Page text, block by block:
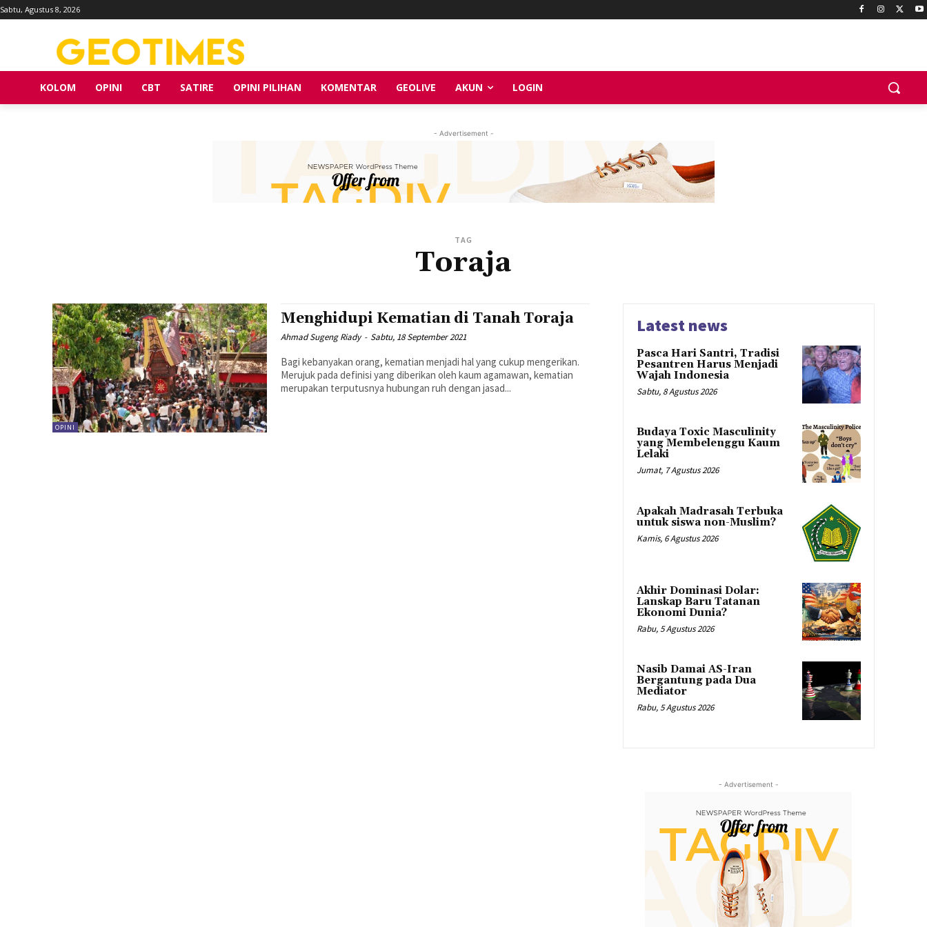
Sabtu, Agustus 8, 2026
KOLOM OPINI CBT SATIRE OPINI PILIHAN KOMENTAR GEOLIVE AKUN LOGIN
- Advertisement -
TAG
Toraja
OPINI
Menghidupi Kematian di Tanah Toraja
Ahmad Sugeng Riady - Sabtu, 18 September 2021
Bagi kebanyakan orang, kematian menjadi hal yang cukup mengerikan.
Merujuk pada definisi yang diberikan oleh kaum agamawan, kematian
merupakan terputusnya hubungan ruh dengan jasad...
Latest news
Pasca Hari Santri, Tradisi
Pesantren Harus Menjadi
Wajah Indonesia
Sabtu, 8 Agustus 2026
Budaya Toxic Masculinity
yang Membelenggu Kaum
Lelaki
Jumat, 7 Agustus 2026
Apakah Madrasah Terbuka
untuk siswa non-Muslim?
Kamis, 6 Agustus 2026
Akhir Dominasi Dolar:
Lanskap Baru Tatanan
Ekonomi Dunia?
Rabu, 5 Agustus 2026
Nasib Damai AS-Iran
Bergantung pada Dua
Mediator
Rabu, 5 Agustus 2026
- Advertisement -